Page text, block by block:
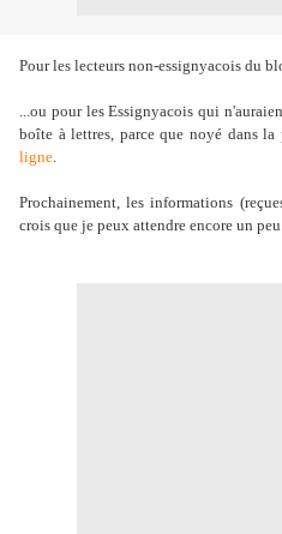
Pour les lecteurs non-essignyacois du
...ou pour les Essignyacois qui
boîte à lettres, parce que noyé dans
ligne.
Prochainement, les informations
crois que je peux attendre encore un